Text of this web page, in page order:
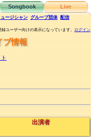
Songbook Live
ュージシャン グループ団体 配信
録ユーザー向けの表示になっています。 ログイン
ブ情報
出演者